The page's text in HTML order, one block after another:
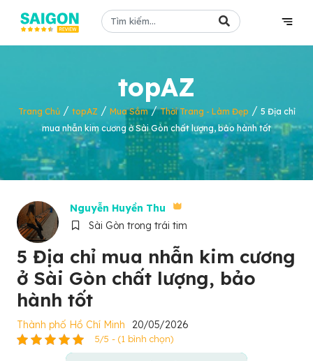
topAZ
Trang Chủ/ topAZ / Mua Sắm/Thời Trang - Làm Đẹp / 5 Địa chỉ
mua nhẫn kim cương ở Sài Gòn chất lượng, bảo hành tốt
Nguyễn Huyền Thu
Sài Gòn trong trái tim
5 Địa chỉ mua nhẫn kim cương
ở Sài Gòn chất lượng, bảo
hành tốt
Thành phố Hồ Chí Minh 20/05/2026
5/5 - (1 bình chọn)